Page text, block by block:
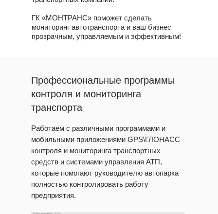
ГК «МОНТРАНС» поможет сделать
мониторинг автотранспорта и ваш бизнес
прозрачным, управляемым и эффективным!
Профессиональные программы
контроля и мониторинга
транспорта
Работаем с различными программами и
мобильными приложениями GPS\ГЛОНАСС
контроля и мониторинга транспортных
средств и системами управления АТП,
которые помогают руководителю автопарка
полностью контролировать работу
предприятия.